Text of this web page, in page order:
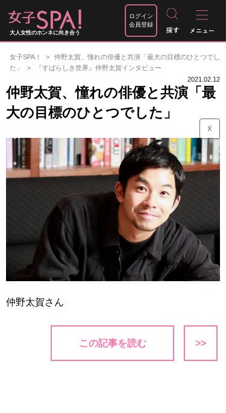
大人女性のホンネに向き合う
ログイン
会員登録
女子SPA！
仲野太賀、憧れの俳優と共演「最大の目標のひとつでし
た」
『すばらしき世界』仲野太賀インタビュー
2021.02.12
仲野太賀、憧れの俳優と共演「最
大の目標のひとつでした」
☓
仲野太賀さん
この記事を読む >>